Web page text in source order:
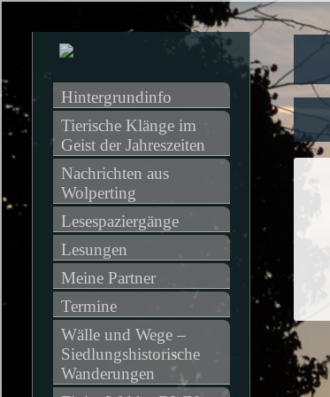
Hintergrundinfo
Tierische Klänge im
Geist der Jahreszeiten
Nachrichten aus
Wolperting
Lesespaziergänge
Lesungen
Meine Partner
Termine
Wälle und Wege –
Siedlungshistorische
Wanderungen